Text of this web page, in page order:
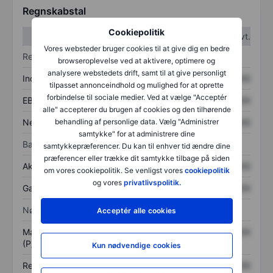
Cookiepolitik
Vores websteder bruger cookies til at give dig en bedre
browseroplevelse ved at aktivere, optimere og
analysere webstedets drift, samt til at give personligt
tilpasset annonceindhold og mulighed for at oprette
forbindelse til sociale medier. Ved at vælge "Acceptér
alle" accepterer du brugen af cookies og den tilhørende
behandling af personlige data. Vælg "Administrer
samtykke" for at administrere dine
samtykkepræferencer. Du kan til enhver tid ændre dine
præferencer eller trække dit samtykke tilbage på siden
om vores cookiepolitik. Se venligst vores cookiepolitik
og vores privatlivspolitik.
Acceptér alle cookies
Kun nødvendige cookies
Regnskabstal
1. kvt.
2. kvt.
Resultatopgørelse
Indtægter XXXXXXX XXXXXXX
EBITDA XXXXXXX XXXXXXX
Nettoresultat XXXXXXX XXXXXXX
Balance
Aktiver i alt XXXXXXX XXXXXXX
Gæld XXXXXXX
Nøgletal
Markedsværdi/omsætning
(P/S)
XXXXXXX XXXXXXX
Resultat pr. aktie (EPS) XXXXXXX XXXXXXX